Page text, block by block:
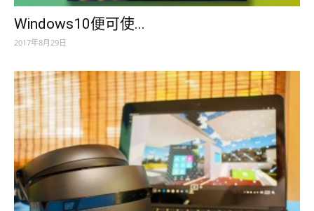
Windows10便可使...
2017年8月29日